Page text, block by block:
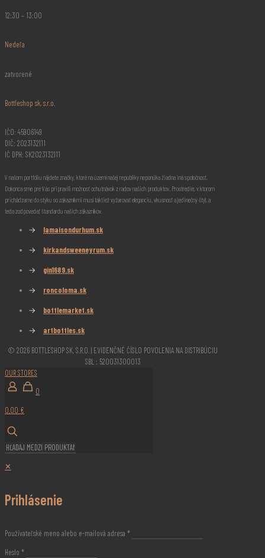
12:30 – 13:00
Nedeľa
zatvorené
Bottleshop sk, s.r.o.
IČO: 45906149
DIČ: 2023132111
IČ DPH: SK2023132111
V našom portfóliu nájdete značky, ktoré na území našej republiky neponúka žiadna iná spoločnosť.
Dokonca sme pre Vás pripravili možnosť ochutnávok z radov našich produktov. Prostredie, v ktorom
prichádzame do styku so zákazníkmi musí taktiež vyžarovať eleganciu, vkusnosť a jedinečný štýl, a
teda zodpovedať štandardu našich zákazníkov.
→ lamaisondurhum.sk
→ kirkandsweeneyrum.sk
→ gin1689.sk
→ roncoloma.sk
→ bottlemarket.sk
→ artbottles.sk
© 2026 BOTTLESHOP SK, S.R.O. | EVIDENČNÉ ČÍSLO POVOLENIA NA DISTRIBÚCIU
SBL : 520031300013
OUR STORES
0
0,00 €
✕
Prihlásenie
Používateľské meno alebo e-mailová adresa *
Heslo *